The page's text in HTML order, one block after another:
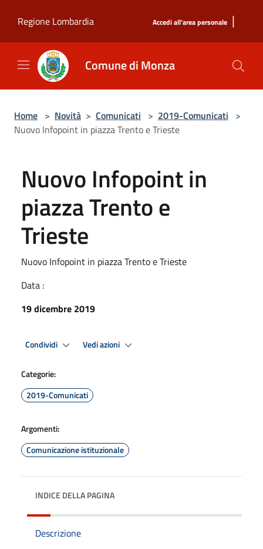
Regione Lombardia
Accedi all'area personale |
Comune di Monza
Home > Novità > Comunicati > 2019-Comunicati >
Nuovo Infopoint in piazza Trento e Trieste
Nuovo Infopoint in
piazza Trento e
Trieste
Nuovo Infopoint in piazza Trento e Trieste
Data :
19 dicembre 2019
Condividi Vedi azioni
Categorie:
2019-Comunicati
Argomenti:
Comunicazione istituzionale
INDICE DELLA PAGINA
Descrizione